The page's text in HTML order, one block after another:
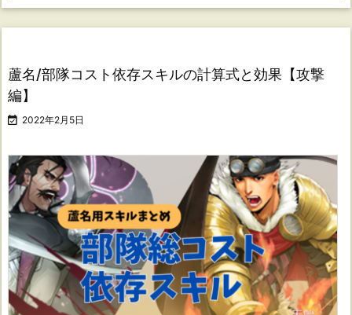
蘆名/部隊コスト依存スキルの計算式と効果【攻撃
編】
 2022年2月5日